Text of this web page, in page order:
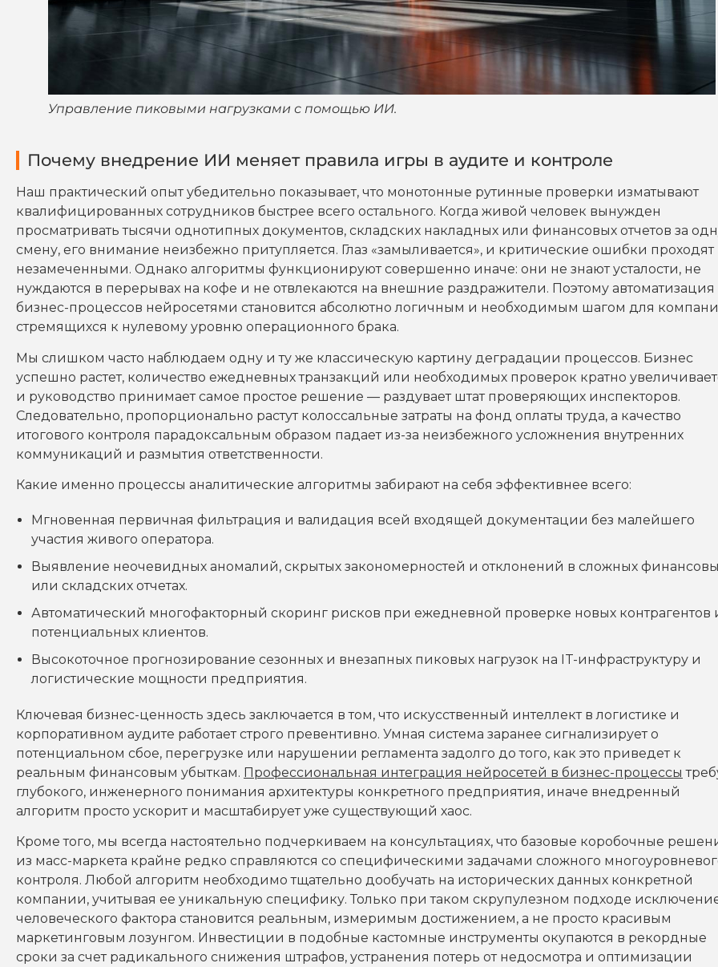
Управление пиковыми нагрузками с помощью ИИ.
Почему внедрение ИИ меняет правила игры в аудите и контроле
Наш практический опыт убедительно показывает, что монотонные рутинные проверки изматывают
квалифицированных сотрудников быстрее всего остального. Когда живой человек вынужден
просматривать тысячи однотипных документов, складских накладных или финансовых отчетов за
смену, его внимание неизбежно притупляется. Глаз «замыливается», и критические ошибки проходят
незамеченными. Однако алгоритмы функционируют совершенно иначе: они не знают усталости, не
нуждаются в перерывах на кофе и не отвлекаются на внешние раздражители. Поэтому автоматизация
бизнес-процессов нейросетями становится абсолютно логичным и необходимым шагом для
стремящихся к нулевому уровню операционного брака.
Мы слишком часто наблюдаем одну и ту же классическую картину деградации процессов. Бизнес
успешно растет, количество ежедневных транзакций или необходимых проверок кратно
и руководство принимает самое простое решение — раздувает штат проверяющих инспекторов.
Следовательно, пропорционально растут колоссальные затраты на фонд оплаты труда, а качество
итогового контроля парадоксальным образом падает из-за неизбежного усложнения внутренних
коммуникаций и размытия ответственности.
Какие именно процессы аналитические алгоритмы забирают на себя эффективнее всего:
Мгновенная первичная фильтрация и валидация всей входящей документации без малейшего
участия живого оператора.
Выявление неочевидных аномалий, скрытых закономерностей и отклонений в сложных
или складских отчетах.
Автоматический многофакторный скоринг рисков при ежедневной проверке новых контрагентов
потенциальных клиентов.
Высокоточное прогнозирование сезонных и внезапных пиковых нагрузок на IT-инфраструктуру и
логистические мощности предприятия.
Ключевая бизнес-ценность здесь заключается в том, что искусственный интеллект в логистике и
корпоративном аудите работает строго превентивно. Умная система заранее сигнализирует о
потенциальном сбое, перегрузке или нарушении регламента задолго до того, как это приведет к
реальным финансовым убыткам. Профессиональная интеграция нейросетей в бизнес-процессы
глубокого, инженерного понимания архитектуры конкретного предприятия, иначе внедренный
алгоритм просто ускорит и масштабирует уже существующий хаос.
Кроме того, мы всегда настоятельно подчеркиваем на консультациях, что базовые коробочные
из масс-маркета крайне редко справляются со специфическими задачами сложного
контроля. Любой алгоритм необходимо тщательно дообучать на исторических данных конкретной
компании, учитывая ее уникальную специфику. Только при таком скрупулезном подходе
человеческого фактора становится реальным, измеримым достижением, а не просто красивым
маркетинговым лозунгом. Инвестиции в подобные кастомные инструменты окупаются в рекордные
сроки за счет радикального снижения штрафов, устранения потерь от недосмотра и оптимизации